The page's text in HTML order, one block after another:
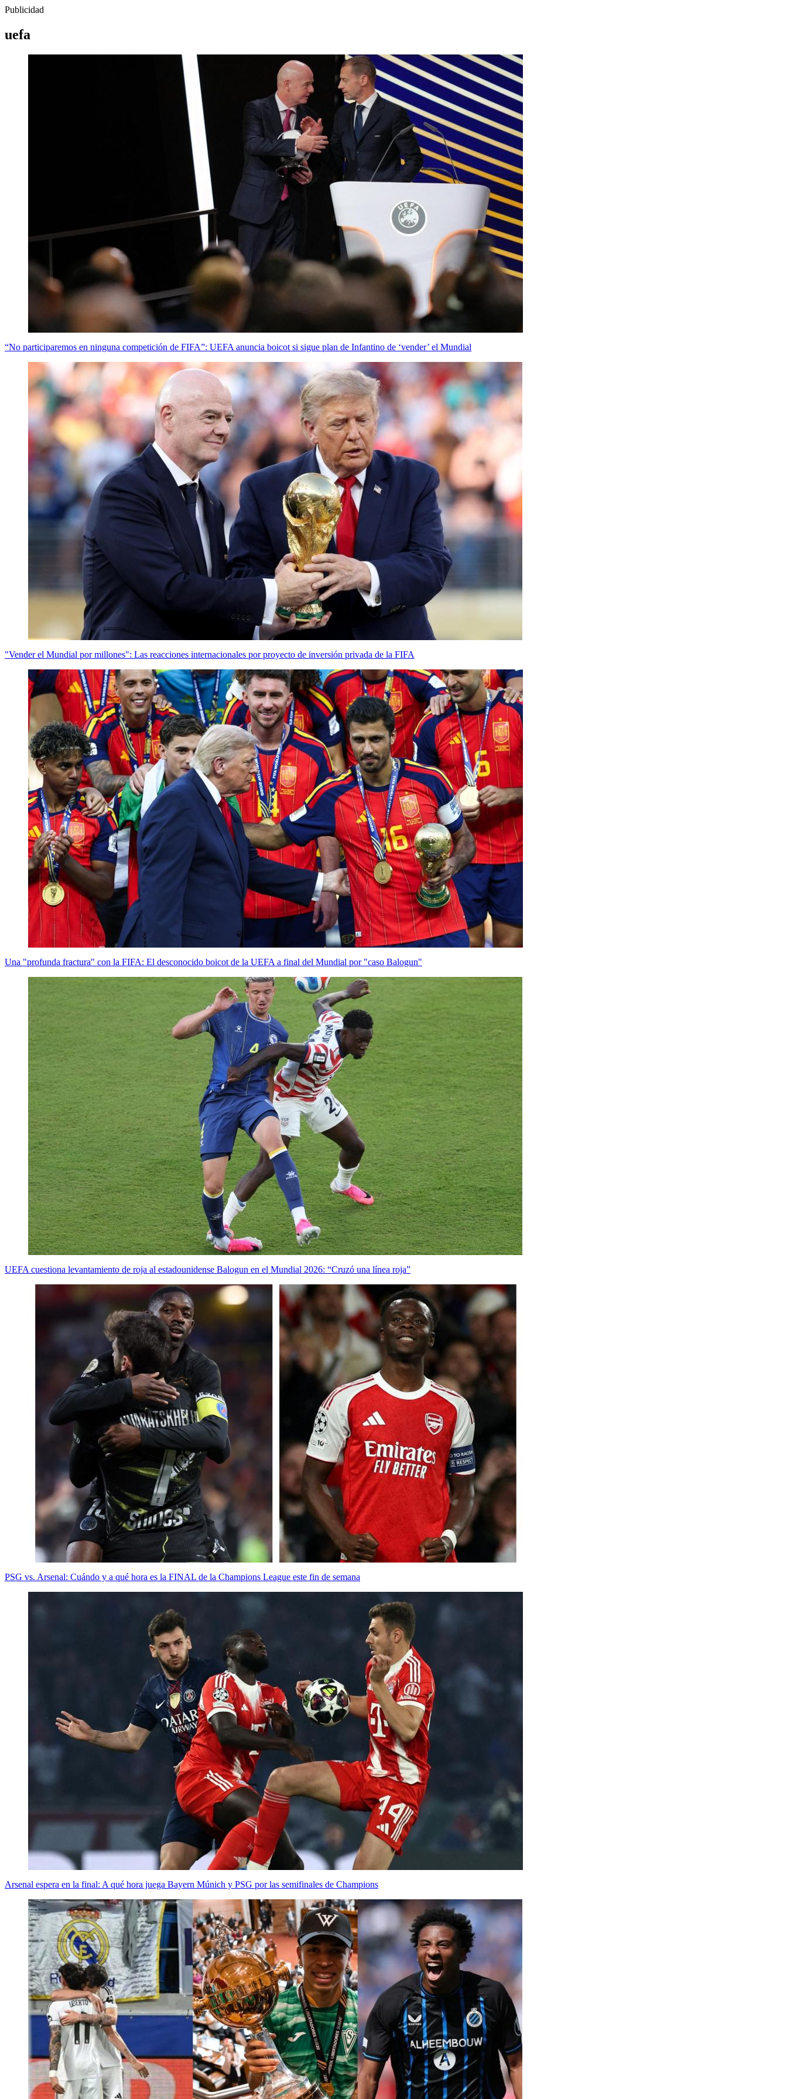
Publicidad
uefa
“No participaremos en ninguna competición de FIFA”: UEFA anuncia boicot si sigue plan de Infantino de ‘vender’ el Mundial
"Vender el Mundial por millones": Las reacciones internacionales por proyecto de inversión privada de la FIFA
Una "profunda fractura" con la FIFA: El desconocido boicot de la UEFA a final del Mundial por "caso Balogun"
UEFA cuestiona levantamiento de roja al estadounidense Balogun en el Mundial 2026: “Cruzó una línea roja”
PSG vs. Arsenal: Cuándo y a qué hora es la FINAL de la Champions League este fin de semana
Arsenal espera en la final: A qué hora juega Bayern Múnich y PSG por las semifinales de Champions